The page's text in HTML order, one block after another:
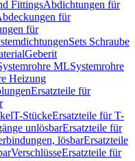
FittingsAbdichtungen für
für
für
Sets Schraube
Geberit
MLSystemrohre
Heizung
Ersatzteile für
T-StückeErsatzteile für T-
unlösbarErsatzteile für
lösbarErsatzteile
VerschlüsseErsatzteile für